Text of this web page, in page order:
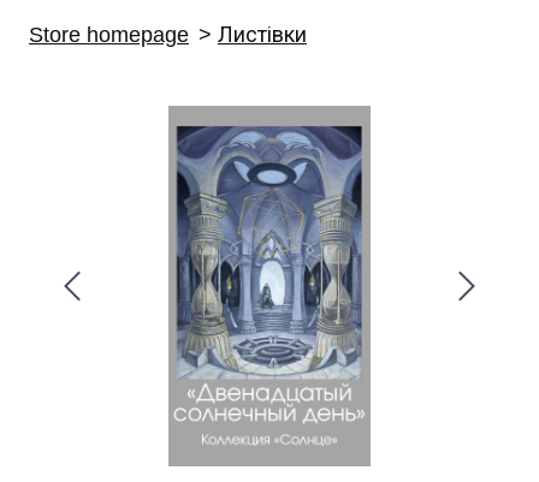
Store homepage Листівки